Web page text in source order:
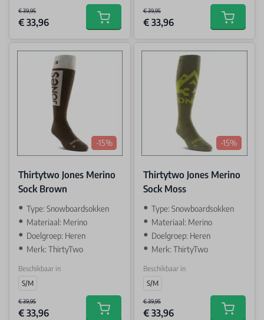
€ 39,95
€ 33,96 Add to cart
€ 39,95
€ 33,96 Add to
-15%
Thirtytwo Jones Merino
Sock Brown
Type: Snowboardsokken
Materiaal: Merino
Doelgroep: Heren
Merk: ThirtyTwo
Beschikbaar in
S/M
€ 39,95
€ 33,96 Add to cart
-15%
Thirtytwo Jones Merino
Sock Moss
Type: Snowboardsokken
Materiaal: Merino
Doelgroep: Heren
Merk: ThirtyTwo
Beschikbaar in
S/M
€ 39,95
€ 33,96 Add to